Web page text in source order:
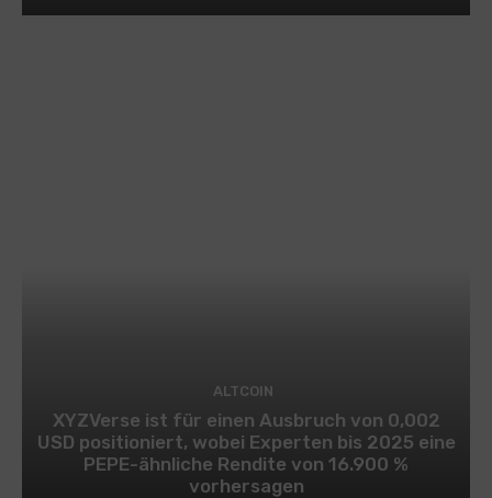
ALTCOIN
XYZVerse ist für einen Ausbruch von 0,002
USD positioniert, wobei Experten bis 2025 eine
PEPE-ähnliche Rendite von 16.900 %
vorhersagen